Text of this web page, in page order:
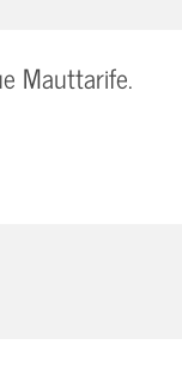
Mauttarife.